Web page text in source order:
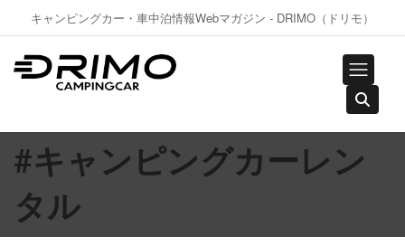
キャンピングカー・車中泊情報Webマガジン - DRIMO（ドリモ）
#キャンピングカーレン
タル